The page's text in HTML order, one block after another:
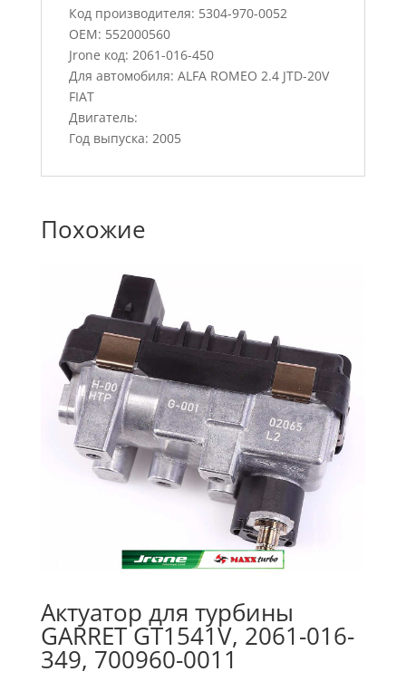
Код производителя: 5304-970-0052
OEM: 552000560
Jrone код: 2061-016-450
Для автомобиля: ALFA ROMEO 2.4 JTD-20V
FIAT
Двигатель:
Год выпуска: 2005
Похожие
Актуатор для турбины
GARRET GT1541V, 2061-016-
349, 700960-0011